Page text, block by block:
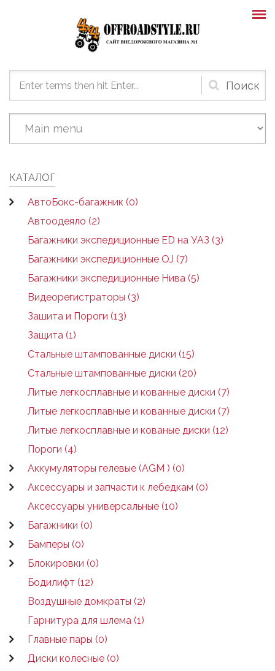
Форма
поиска
КАТАЛОГ
АвтоБокс-багажник (0)
Автоодеяло (2)
Багажники экспедиционные ED на УАЗ (3)
Багажники экспедиционные OJ (7)
Багажники экспедиционные Нива (5)
Видеорегистраторы (3)
Зашита и Пороги (13)
Защита (1)
Стальные штампованные диски (15)
Стальные штампованные диски (20)
Литые легкосплавные и кованные диски (7)
Литые легкосплавные и кованные диски (7)
Литые легкосплавные и кованые диски (12)
Пороги (4)
Аккумуляторы гелевые (AGM ) (0)
Аксессуары и запчасти к лебедкам (0)
Аксессуары универсальные (10)
Багажники (0)
Бамперы (0)
Блокировки (0)
Бодилифт (12)
Воздушные домкраты (2)
Гарнитура для шлема (1)
Главные пары (0)
Диски колесные (0)